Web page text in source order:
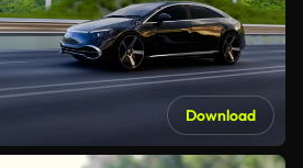
Download